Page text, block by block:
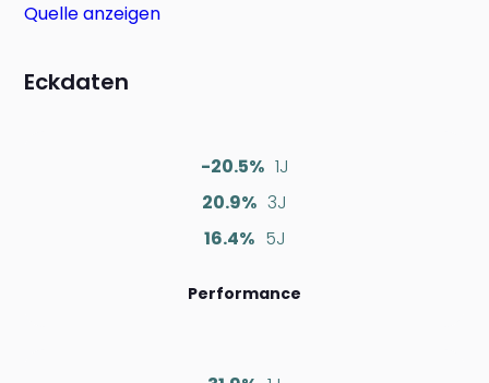
Quelle anzeigen
Eckdaten
-20.5% 1J
20.9% 3J
16.4% 5J
Performance